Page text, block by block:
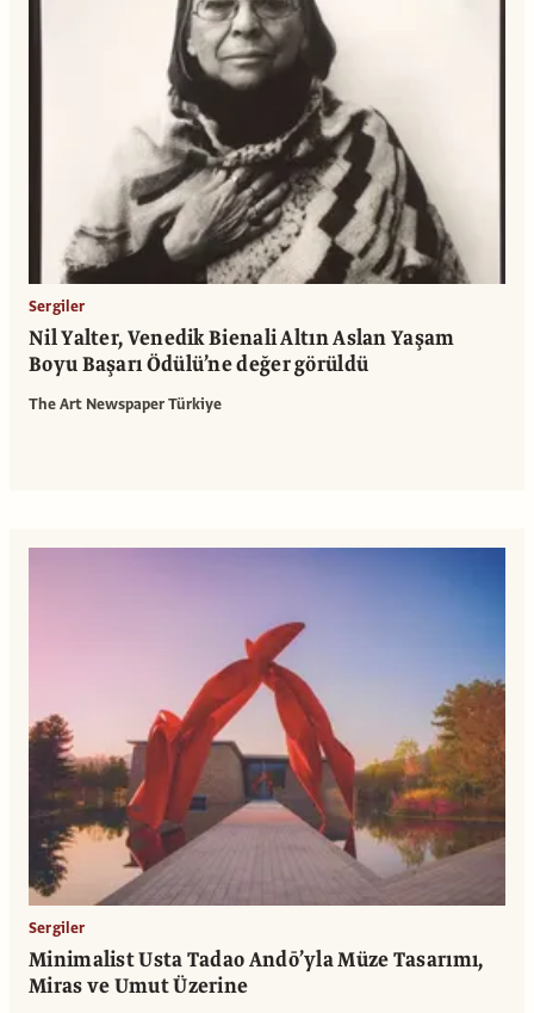
Sergiler
Nil Yalter, Venedik Bienali Altın Aslan Yaşam
Boyu Başarı Ödülü’ne değer görüldü
The Art Newspaper Türkiye
Sergiler
Minimalist Usta Tadao Andō’yla Müze Tasarımı,
Miras ve Umut Üzerine